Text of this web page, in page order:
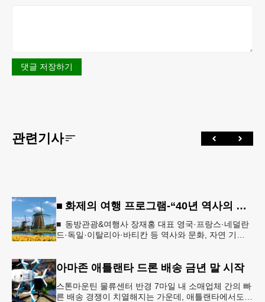
댓글 저장하기
관련기사
■ 화제의 여행 프로그램-“40년 역사의 신뢰… 서유럽 8개국 13일 대장정”
■ 동방관광&여행사 장재홍 대표 영국·프랑스·네덜란
드·독일·이탈리아·바티칸 등 역사와 문화, 자연 기
아마존 애틀랜타 드론 배송 금년 말 시작
스톤마운틴 물류센터 반경 7마일 내 소매업체 간의 빠
른 배송 경쟁이 치열해지는 가운데, 애틀랜타에서도